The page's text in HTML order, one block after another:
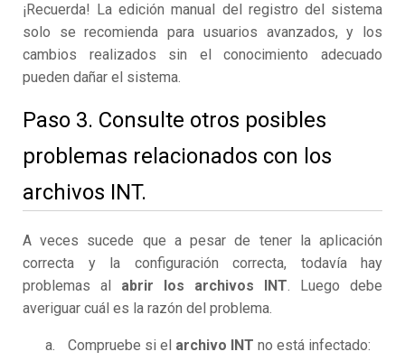
¡Recuerda! La edición manual del registro del sistema
solo se recomienda para usuarios avanzados, y los
cambios realizados sin el conocimiento adecuado
pueden dañar el sistema.
Paso 3. Consulte otros posibles
problemas relacionados con los
archivos INT.
A veces sucede que a pesar de tener la aplicación
correcta y la configuración correcta, todavía hay
problemas al abrir los archivos INT. Luego debe
averiguar cuál es la razón del problema.
Compruebe si el archivo INT no está infectado: